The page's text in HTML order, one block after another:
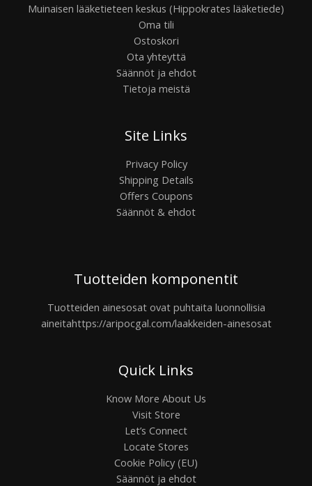
Muinaisen lääketieteen keskus (Hippokrates lääketiede)
Oma tili
Ostoskori
Ota yhteyttä
Säännöt ja ehdot
Tietoja meistä
Site Links
Privacy Policy
Shipping Details
Offers Coupons
Säännöt & ehdot
Tuotteiden komponentit
Tuotteiden ainesosat ovat puhtaita luonnollisia
aineitahttps://aripocgal.com/laakkeiden-ainesosat
Quick Links
Know More About Us
Visit Store
Let’s Connect
Locate Stores
Cookie Policy (EU)
Säännöt ja ehdot